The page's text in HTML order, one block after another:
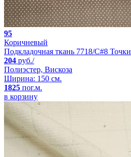
95
Коричневый
Подкладочная ткань 7718/C#8 Точки
204 руб./
Полиэстер, Вискоза
Ширина: 150 см.
1825 пог.м.
в корзину